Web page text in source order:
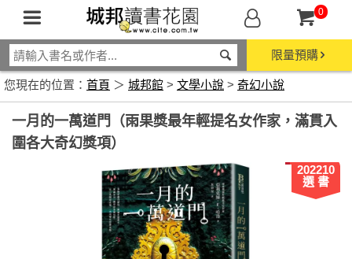
0
限量預購
您現在的位置： 首頁 ＞ 城邦館 > 文學小說 > 奇幻小說
一月的一萬道門（雨果獎最年輕提名女作家，滿貫入
圍各大奇幻獎項）
202210
選 書